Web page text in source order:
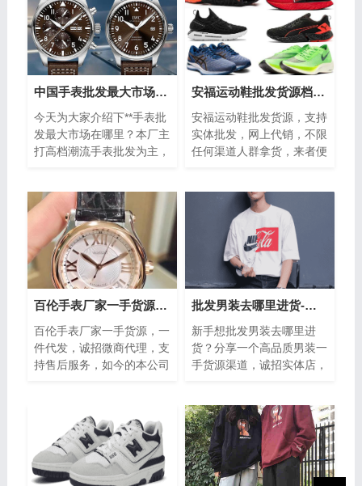
中国手表批发最大市场在哪里？工厂手表代理供货，价格低
今天为大家介绍下**手表批
发最大市场在哪里？本厂主
打高档潮流手表批发为主，
一件代发，价...
安福运动鞋批发货源档口出货-不限任何渠道人群-免费代销
安福运动鞋批发货源，支持
实体批发，网上代销，不限
任何渠道人群拿货，来者便
百伦手表厂家一手货源一件代发-诚招微商代理
百伦手表厂家一手货源，一
件代发，诚招微商代理，支
持售后服务，如今的本公司
上十分精细...
批发男装去哪里进货-厂家货源渠道-可批发代发
新手想批发男装去哪里进
货？分享一个高品质男装一
手货源渠道，诚招实体店，
运动服，诚...